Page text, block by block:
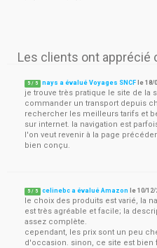
Les clients ont apprécié
5 / 5 nays a évalué Voyages SNCF le18/
je trouve très pratique le site de la
commander un transport depuis
rechercher les meilleurs tarifs et
sur internet. la navigation est
l'on veut revenir à la page
bien conçu.
5 / 5 celinebc a évalué Amazon le10/12/
le choix des produits est varié, la
est très agréable et facile; la
assez complète.
cependant, les prix sont un peu
d'occasion. sinon, ce site est bien